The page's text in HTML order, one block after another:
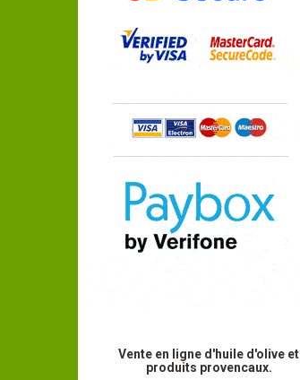
Vente en ligne d'huile d'olive et
produits provencaux.